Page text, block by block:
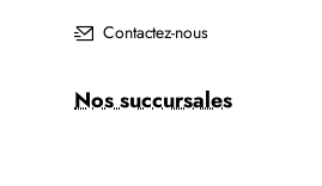
Contactez-nous
Nos succursales